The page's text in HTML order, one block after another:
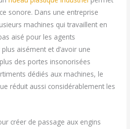
sonore. Dans une entreprise
machines qui travaillent en
aisé pour les agents
aisément et d’avoir une
des portes insonorisées
dédiés aux machines, le
réduit aussi considérablement les
créer de passage aux engins